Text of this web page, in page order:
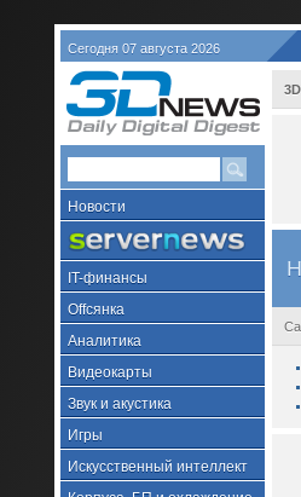
Сегодня 07 августа 2026
Новости
IT-финансы
Offсянка
Аналитика
Видеокарты
Звук и акустика
Игры
Искусственный интеллект